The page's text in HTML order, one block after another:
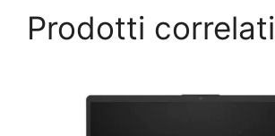
Prodotti correlati